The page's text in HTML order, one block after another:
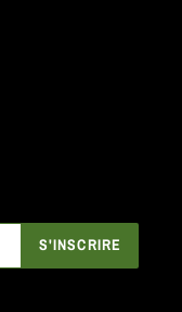
S'INSCRIRE